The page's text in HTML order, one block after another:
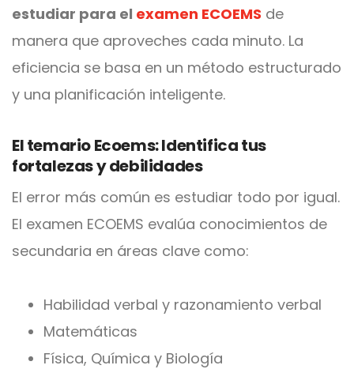
estudiar para el examen ECOEMS de
manera que aproveches cada minuto. La
eficiencia se basa en un método estructurado
y una planificación inteligente.
El temario Ecoems: Identifica tus
fortalezas y debilidades
El error más común es estudiar todo por igual.
El examen ECOEMS evalúa conocimientos de
secundaria en áreas clave como:
Habilidad verbal y razonamiento verbal
Matemáticas
Física, Química y Biología